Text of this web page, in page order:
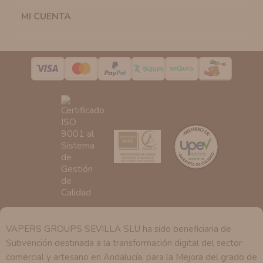
Destinatarios:
pedimos.
Derechos:
Tiene derecho a saber qué información
tenemos sobre usted, corregirla y eliminarla, tal y como
se explica en la información adicional disponible en
nuestra página web.
MI CUENTA
VAPERS GROUPS SEVILLA SLU ha sido beneficiaria de
Subvención destinada a la transformación digital del sector
comercial y artesano en Andalucía, para la Mejora del grado de